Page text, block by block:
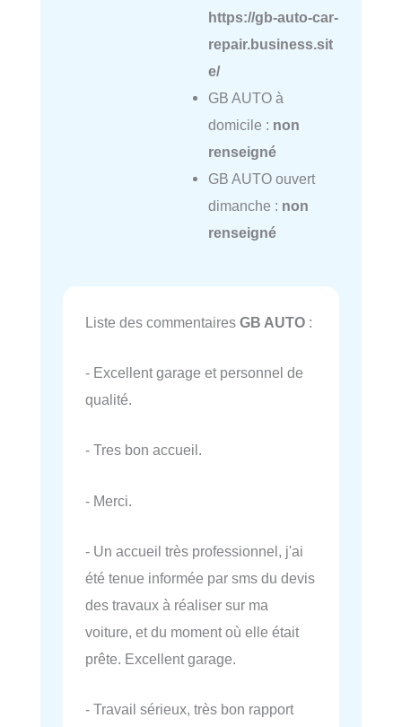
https://gb-auto-car-
repair.business.sit
e/
GB AUTO à
domicile : non
renseigné
GB AUTO ouvert
dimanche : non
renseigné
Liste des commentaires GB AUTO :
- Excellent garage et personnel de
qualité.
- Tres bon accueil.
- Merci.
- Un accueil très professionnel, j'ai
été tenue informée par sms du devis
des travaux à réaliser sur ma
voiture, et du moment où elle était
prête. Excellent garage.
- Travail sérieux, très bon rapport